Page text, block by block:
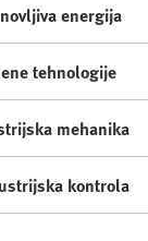
energija
tehnologije
mehanika
kontrola